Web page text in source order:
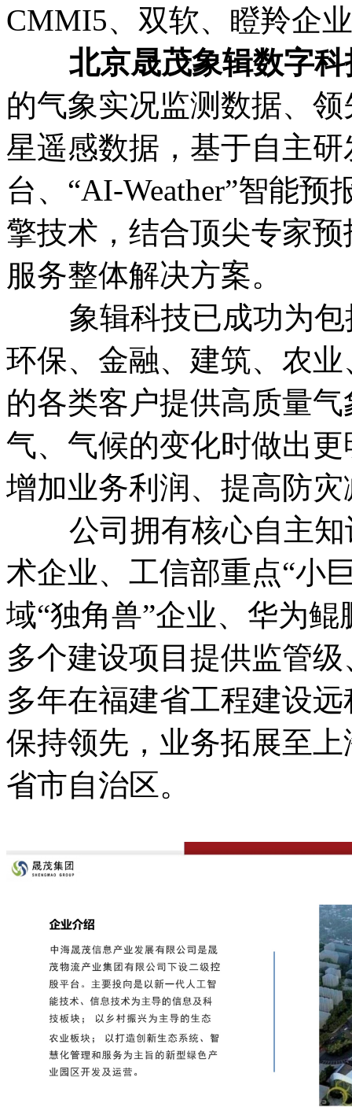
CMMI5、双软、瞪羚企
北京晟茂象辑数字
的气象实况监测数据、
星遥感数据，基于自主研
台、“AI-Weather”智能预
擎技术，结合顶尖专家
服务整体解决方案。
象辑科技已成功为包
环保、金融、建筑、农
的各类客户提供高质量
气、气候的变化时做出
增加业务利润、提高防
公司拥有核心自主知
术企业、工信部重点“小
域“独角兽”企业、华为
多个建设项目提供监管
多年在福建省工程建设
保持领先，业务拓展至
省市自治区。